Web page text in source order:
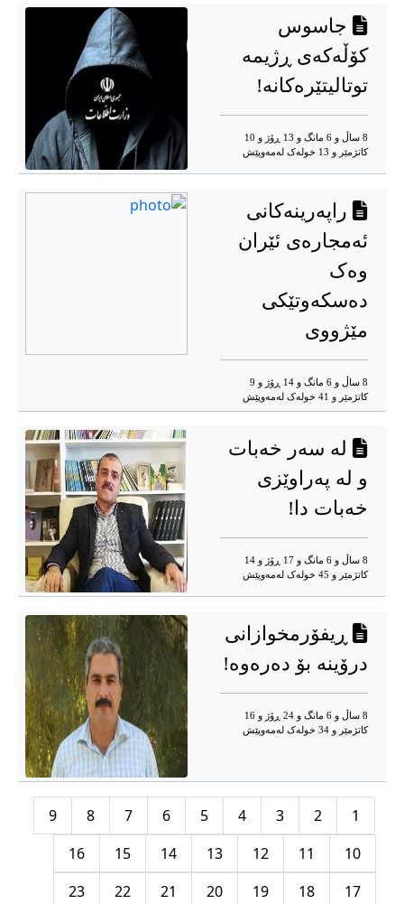
جاسوس
کۆڵەکەی ڕژیمە
توتالیتێرەکانە!
8 ساڵ و 6 مانگ و 13 ڕۆژ و 10
کاتژمێر و 13 خوله‌ک له‌مه‌وپێش‌
راپەرینەکانی
ئەمجارەی ئێران
وەک
دەسکەوتێکی
مێژووی
8 ساڵ و 6 مانگ و 14 ڕۆژ و 9
کاتژمێر و 41 خوله‌ک له‌مه‌وپێش‌
لە سەر خەبات
و لە پەراوێزی
خەبات دا!
8 ساڵ و 6 مانگ و 17 ڕۆژ و 14
کاتژمێر و 45 خوله‌ک له‌مه‌وپێش‌
ڕیفۆرمخوازانی
درۆینە بۆ دەرەوە!
8 ساڵ و 6 مانگ و 24 ڕۆژ و 16
کاتژمێر و 34 خوله‌ک له‌مه‌وپێش‌
1
2
3
4
5
6
7
8
9
10
11
12
13
14
15
16
17
18
19
20
21
22
23